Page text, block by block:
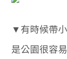
▼有時候帶
是公園很容